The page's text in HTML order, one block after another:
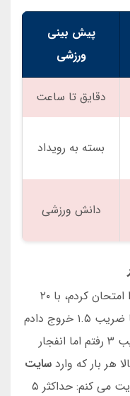
پیش بینی
ورزشی
دقایق تا ساعت
بسته به رویداد
دانش ورزشی
اولین بار که بازی انفجار ساسی بت را امتحان کردم، با ۲۰
هزار تومان شروع کردم. در دور اول با ضریب ۱.۵ خروج دادم
و ۳۰ هزار تومان برد. دور دوم تا ضریب ۳ رفتم اما انفجار
هر بار که وارد سایت
می شوم، این قانون را رعایت می کنم: حداکثر ۵